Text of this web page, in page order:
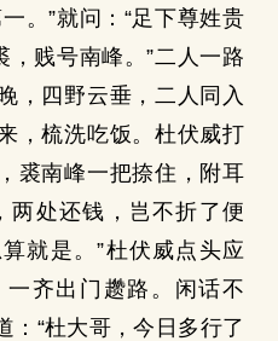
。”就问：“足下尊姓贵
，贱号南峰。”二人一路
，四野云垂，二人同入
，梳洗吃饭。杜伏威打
裘南峰一把捺住，附耳
两处还钱，岂不折了便
就是。”杜伏威点头应
齐出门趱路。闲话不
：“杜大哥，今日多行了